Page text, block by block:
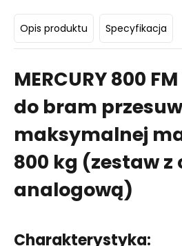
Opis produktu Specyfikacja
MERCURY 800
do bram
maksymalnej
800 kg (zestaw
analogową)
Charakterystyka: